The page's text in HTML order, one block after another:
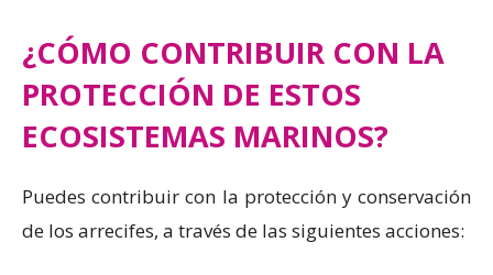
¿CÓMO CONTRIBUIR CON LA
PROTECCIÓN DE ESTOS
ECOSISTEMAS MARINOS?
Puedes contribuir con la protección y conservación
de los arrecifes, a través de las siguientes acciones: